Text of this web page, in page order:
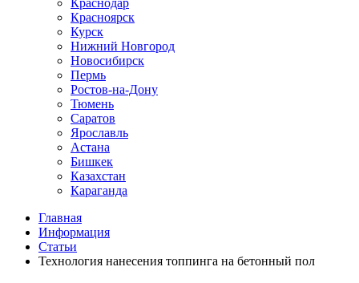
Краснодар
Красноярск
Курск
Нижний Новгород
Новосибирск
Пермь
Ростов-на-Дону
Тюмень
Саратов
Ярославль
Астана
Бишкек
Казахстан
Караганда
Главная
Информация
Статьи
Технология нанесения топпинга на бетонный пол